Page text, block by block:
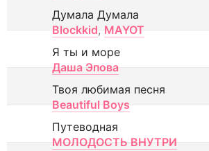
Думала Думала
Blockkid, MAYOT
Я ты и море
Даша Эпова
Твоя любимая песня
Beautiful Boys
Путеводная
МОЛОДОСТЬ ВНУТРИ